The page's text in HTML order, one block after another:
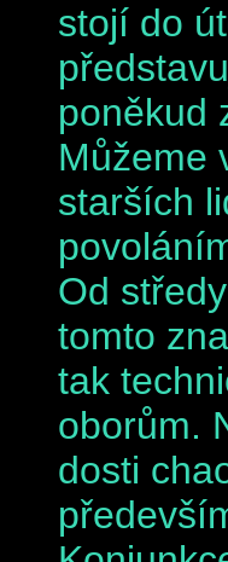
stojí do
poněkud
Můžeme
starších
Od
tomto
tak
oborům.
dosti